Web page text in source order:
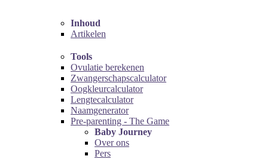
Inhoud
Artikelen
Tools
Ovulatie berekenen
Zwangerschapscalculator
Oogkleurcalculator
Lengtecalculator
Naamgenerator
Pre-parenting - The Game
Baby Journey
Over ons
Pers